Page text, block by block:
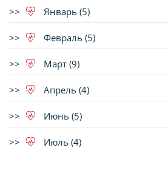
Январь (5)
Февраль (5)
Март (9)
Апрель (4)
Июнь (5)
Июль (4)